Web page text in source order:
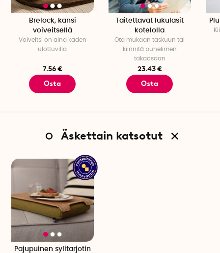
Brelock, kansi
voiveitsellä
Voiveitsi on aina käden
ulottuvilla
7.56 €
Osta
Taitettavat lukulasit
kotelolla
Ota mukaan taskuun tai
kiinnitä puhelimen
takaosaan
23.43 €
Osta
Äskettain katsotut
Pajupuinen sylitarjotin